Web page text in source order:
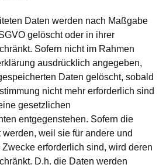
Daten werden nach Maßgabe
gelöscht oder in ihrer
Sofern nicht im Rahmen
ausdrücklich angegeben,
Daten gelöscht, sobald
nicht mehr erforderlich sind
gesetzlichen
entgegenstehen. Sofern die
weil sie für andere und
erforderlich sind, wird deren
D.h. die Daten werden